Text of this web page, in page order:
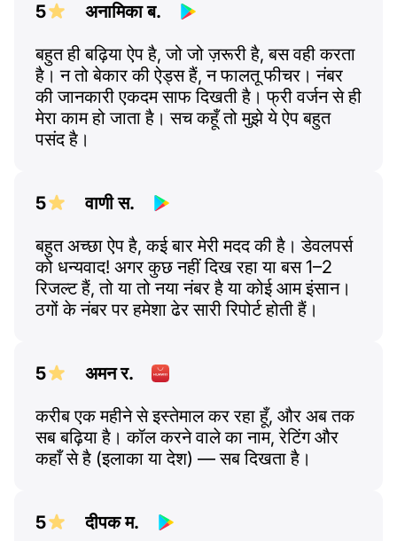
5
अनामिका ब.
बहुत ही बढ़िया ऐप है, जो जो ज़रूरी है, बस वही करता
है। न तो बेकार की ऐड्स हैं, न फालतू फीचर। नंबर
की जानकारी एकदम साफ दिखती है। फ्री वर्जन से ही
मेरा काम हो जाता है। सच कहूँ तो मुझे ये ऐप बहुत
पसंद है।
5
वाणी स.
बहुत अच्छा ऐप है, कई बार मेरी मदद की है। डेवलपर्स
को धन्यवाद! अगर कुछ नहीं दिख रहा या बस 1–2
रिजल्ट हैं, तो या तो नया नंबर है या कोई आम इंसान।
ठगों के नंबर पर हमेशा ढेर सारी रिपोर्ट होती हैं।
5
अमन र.
करीब एक महीने से इस्तेमाल कर रहा हूँ, और अब तक
सब बढ़िया है। कॉल करने वाले का नाम, रेटिंग और
कहाँ से है (इलाका या देश) — सब दिखता है।
5
दीपक म.